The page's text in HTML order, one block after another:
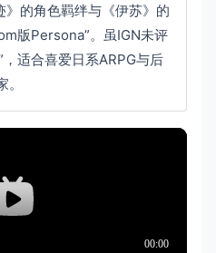
的角色羁绊与《伊苏》的
版Persona”。虽IGN未评
适合喜爱日系ARPG与后